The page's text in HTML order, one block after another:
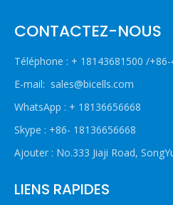
CONTACTEZ-NOUS
Téléphone : + 18143681500 /
E-mail: sales@bicells.com
WhatsApp : + 18136656668
Skype : +86- 18136656668
Ajouter : No.333 Jiaji Road,
LIENS RAPIDES